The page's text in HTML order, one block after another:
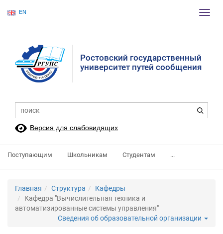
EN
Ростовский государственный
университет путей сообщения
Версия для слабовидящих
Поступающим Школьникам Студентам ...
Главная Структура
Кафедры
Кафедра "Вычислительная техника и
автоматизированные системы управления"
Сведения об образовательной организации